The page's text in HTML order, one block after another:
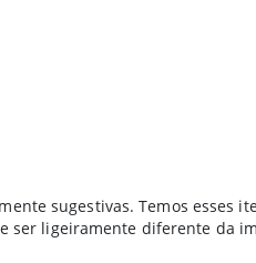
sugestivas. Temos esses
ser ligeiramente diferente da